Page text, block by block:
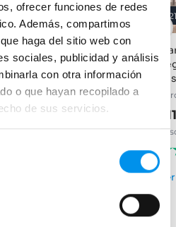
ofrecer funciones de redes
Además, compartimos
haga del sitio web con
sociales, publicidad y análisis
con otra información
o que hayan recopilado a
de sus servicios.
Mampara de ducha fija
negra Minimal
vidrio de 8 mm
99,32€ 137,94€